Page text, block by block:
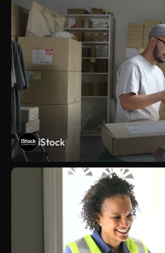
iStock